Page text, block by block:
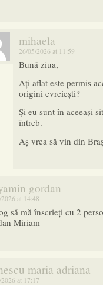
mihaela
26/05/2026 at 11:59
Bună ziua,
Ați aflat este permis
origini evreiești?
Și eu sunt în aceeași
întreb.
Aș vrea să vin din
gordan
2026 at 14:48
să mă înscrieți cu 2
Miriam
maria adriana
at 17:17